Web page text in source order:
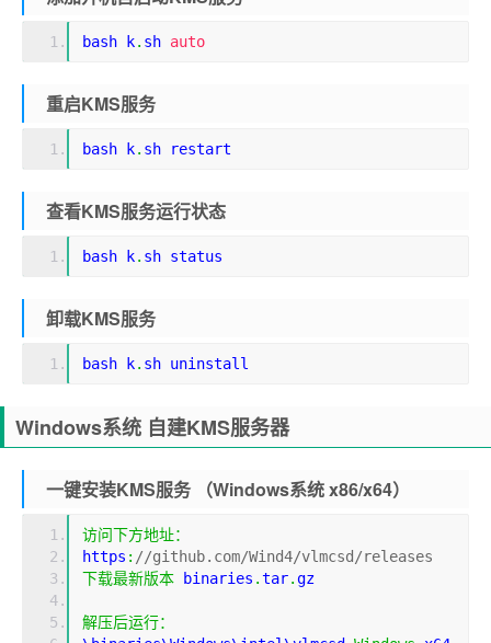
bash k. sh auto
重启KMS服务
bash k. sh restart
查看KMS服务运行状态
bash k. sh status
卸载KMS服务
bash k. sh uninstall
Windows系统 自建KMS服务器
一键安装KMS服务 （Windows系统 x86/x64）
访问下方地址：
https : //github.com/Wind4/vlmcsd/releases
下载最新版本 binaries .tar.gz
解压后运行：